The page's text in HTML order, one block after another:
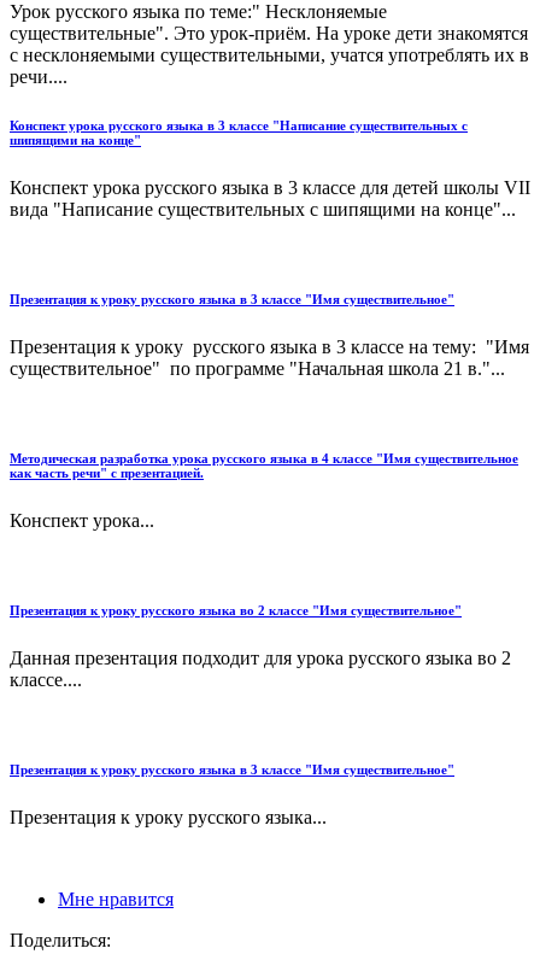
Урок русского языка по теме:" Несклоняемые
существительные". Это урок-приём. На уроке дети знакомятся
с несклоняемыми существительными, учатся употреблять их в
речи....
Конспект урока русского языка в 3 классе "Написание существительных с
шипящими на конце"
Конспект урока русского языка в 3 классе для детей школы VII
вида "Написание существительных с шипящими на конце"...
Презентация к уроку русского языка в 3 классе "Имя существительное"
Презентация к уроку русского языка в 3 классе на тему: "Имя
существительное" по программе "Начальная школа 21 в."...
Методическая разработка урока русского языка в 4 классе "Имя существительное
как часть речи" с презентацией.
Конспект урока...
Презентация к уроку русского языка во 2 классе "Имя существительное"
Данная презентация подходит для урока русского языка во 2
классе....
Презентация к уроку русского языка в 3 классе "Имя существительное"
Презентация к уроку русского языка...
Мне нравится
Поделиться: